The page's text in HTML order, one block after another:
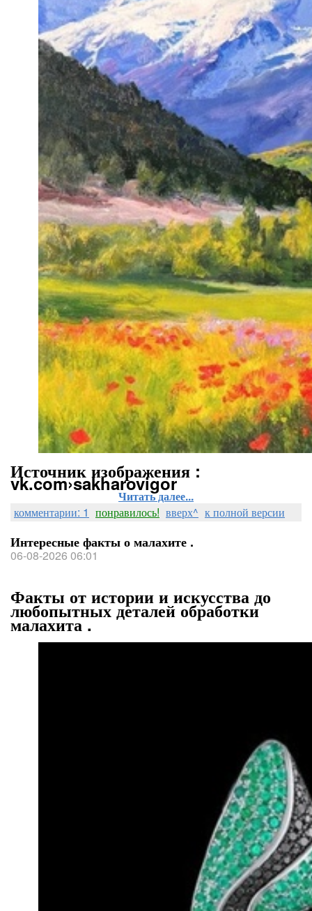
Источник изображения :
vk.com›sakharovigor
Читать далее...
комментарии: 1 понравилось! вверх^ к полной версии
Интересные факты о малахите .
06-08-2026 06:01
Факты от истории и искусства до
любопытных деталей обработки
малахита .